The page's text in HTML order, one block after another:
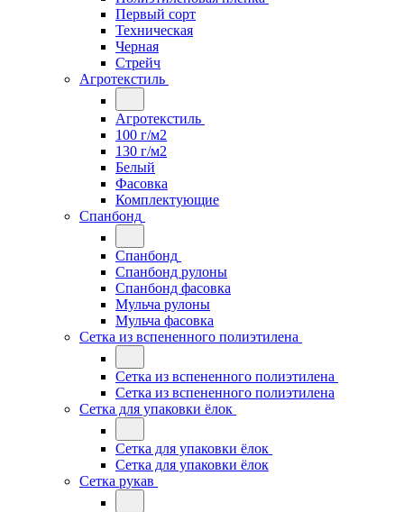
Первый сорт
Техническая
Черная
Стрейч
Агротекстиль
Агротекстиль
100 г/м2
130 г/м2
Белый
Фасовка
Комплектующие
Спанбонд
Спанбонд
Спанбонд рулоны
Спанбонд фасовка
Мульча рулоны
Мульча фасовка
Сетка из вспененного полиэтилена
Сетка из вспененного полиэтилена
Сетка из вспененного полиэтилена
Сетка для упаковки ёлок
Сетка для упаковки ёлок
Сетка для упаковки ёлок
Сетка рукав